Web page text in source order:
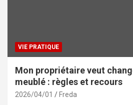
VIE PRATIQUE
Mon propriétaire veut
meublé : règles et recours
2026/04/01 Freda